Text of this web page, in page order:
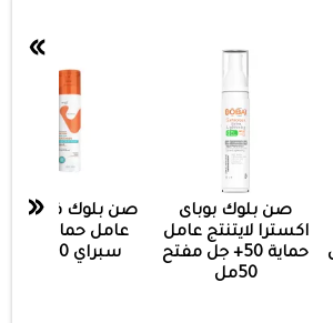
صن بلوك بوباى
اكسترا لايتنتج عامل
حماية 50+ جل مفتح
50مل
صن بلوك فاكيشن
سبراي 200مل
»
«